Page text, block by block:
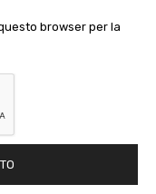
browser per la